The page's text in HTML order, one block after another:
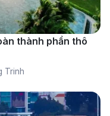
Kuala Lumpur. Giá
nền tảng đặt vé.
cân bằng chi phí
các chuyến bay từ
thành phần thô
Trinh